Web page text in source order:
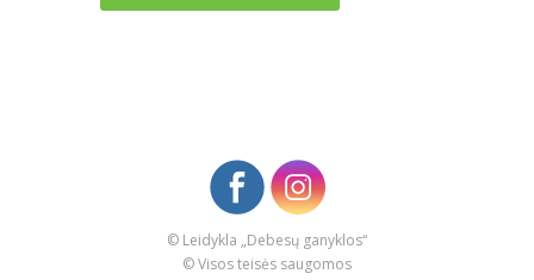
© Leidykla „Debesų ganyklos“
© Visos teisės saugomos